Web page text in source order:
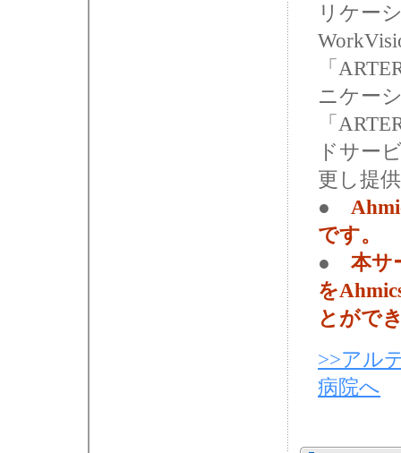
リケー
「
ニケー
「
ドサー
更し提
●
です。
● 本サ
を
とがで
>>アル
病院へ